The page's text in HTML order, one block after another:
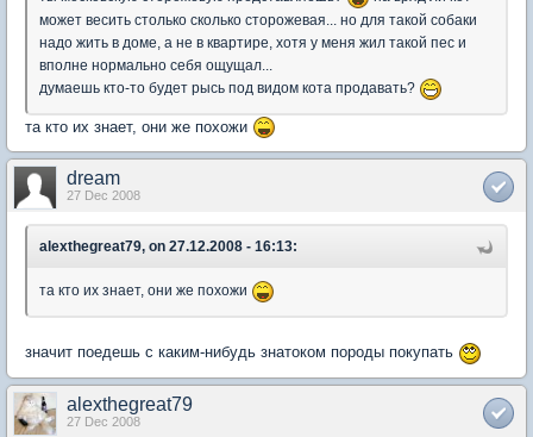
может весить столько сколько сторожевая... но для такой собаки
надо жить в доме, а не в квартире, хотя у меня жил такой пес и
вполне нормально себя ощущал...
думаешь кто-то будет рысь под видом кота продавать?
та кто их знает, они же похожи
dream
27 Dec 2008
alexthegreat79, on 27.12.2008 - 16:13:
та кто их знает, они же похожи
значит поедешь с каким-нибудь знатоком породы покупать
alexthegreat79
27 Dec 2008